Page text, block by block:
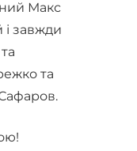
Макс
завжди
та